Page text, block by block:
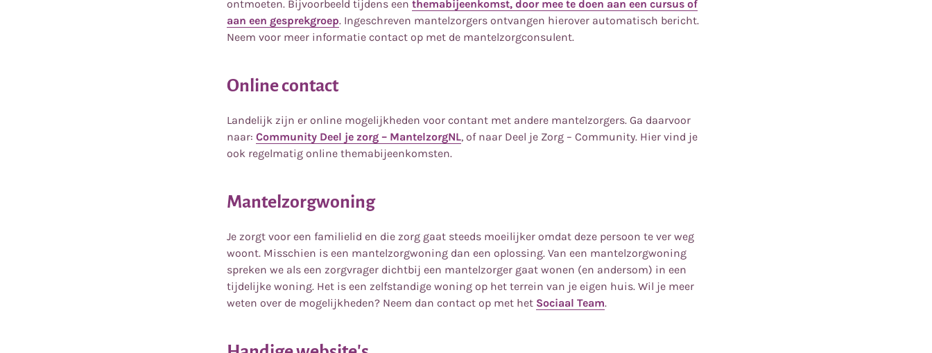
ontmoeten. Bijvoorbeeld tijdens een themabijeenkomst, door mee te doen aan een cursus of
aan een gesprekgroep. Ingeschreven mantelzorgers ontvangen hierover automatisch bericht.
Neem voor meer informatie contact op met de mantelzorgconsulent.
Online contact
Landelijk zijn er online mogelijkheden voor contant met andere mantelzorgers. Ga daarvoor
naar: Community Deel je zorg – MantelzorgNL, of naar Deel je Zorg – Community. Hier vind je
ook regelmatig online themabijeenkomsten.
Mantelzorgwoning
Je zorgt voor een familielid en die zorg gaat steeds moeilijker omdat deze persoon te ver weg
woont. Misschien is een mantelzorgwoning dan een oplossing. Van een mantelzorgwoning
spreken we als een zorgvrager dichtbij een mantelzorger gaat wonen (en andersom) in een
tijdelijke woning. Het is een zelfstandige woning op het terrein van je eigen huis. Wil je meer
weten over de mogelijkheden? Neem dan contact op met het Sociaal Team.